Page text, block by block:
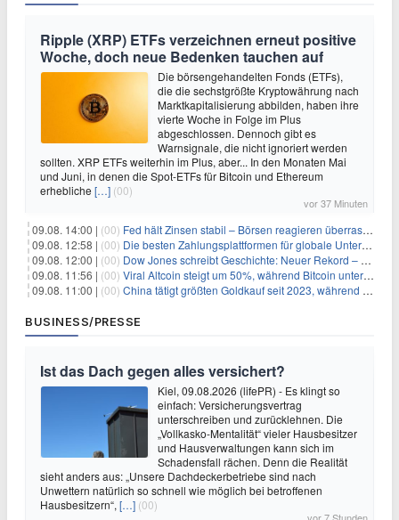
Ripple (XRP) ETFs verzeichnen erneut positive
Woche, doch neue Bedenken tauchen auf
Die börsengehandelten Fonds (ETFs),
die die sechstgrößte Kryptowährung nach
Marktkapitalisierung abbilden, haben ihre
vierte Woche in Folge im Plus
abgeschlossen. Dennoch gibt es
Warnsignale, die nicht ignoriert werden
sollten. XRP ETFs weiterhin im Plus, aber... In den Monaten Mai
und Juni, in denen die Spot-ETFs für Bitcoin und Ethereum
erhebliche […] (00)
vor 37 Minuten
09.08. 14:00 | (00) Fed hält Zinsen stabil – Börsen reagieren überraschend volatil
09.08. 12:58 | (00) Die besten Zahlungsplattformen für globale Unternehmen im Jahr 2026
09.08. 12:00 | (00) Dow Jones schreibt Geschichte: Neuer Rekord – und Amazon knackt die nächste Billionen-Marke
09.08. 11:56 | (00) Viral Altcoin steigt um 50%, während Bitcoin unter $65.000 fällt
09.08. 11:00 | (00) China tätigt größten Goldkauf seit 2023, während Goldpreis um 8% steigt
BUSINESS/PRESSE
Ist das Dach gegen alles versichert?
Kiel, 09.08.2026 (lifePR) - Es klingt so
einfach: Versicherungsvertrag
unterschreiben und zurücklehnen. Die
„Vollkasko-Mentalität“ vieler Hausbesitzer
und Hausverwaltungen kann sich im
Schadensfall rächen. Denn die Realität
sieht anders aus: „Unsere Dachdeckerbetriebe sind nach
Unwettern natürlich so schnell wie möglich bei betroffenen
Hausbesitzern“, […] (00)